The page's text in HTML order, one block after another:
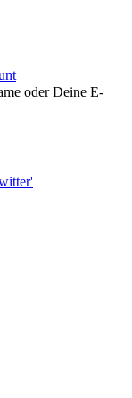
oder Deine E-